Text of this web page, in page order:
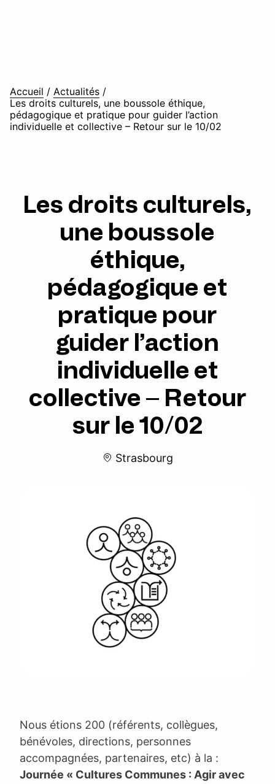
Accueil / Actualités /
Les droits culturels, une boussole éthique,
pédagogique et pratique pour guider l’action
individuelle et collective – Retour sur le 10/02
Les droits culturels,
une boussole
éthique,
pédagogique et
pratique pour
guider l’action
individuelle et
collective – Retour
sur le 10/02
Strasbourg
Nous étions 200 (référents, collègues,
bénévoles, directions, personnes
accompagnées, partenaires, etc) à la :
Journée « Cultures Communes : Agir avec